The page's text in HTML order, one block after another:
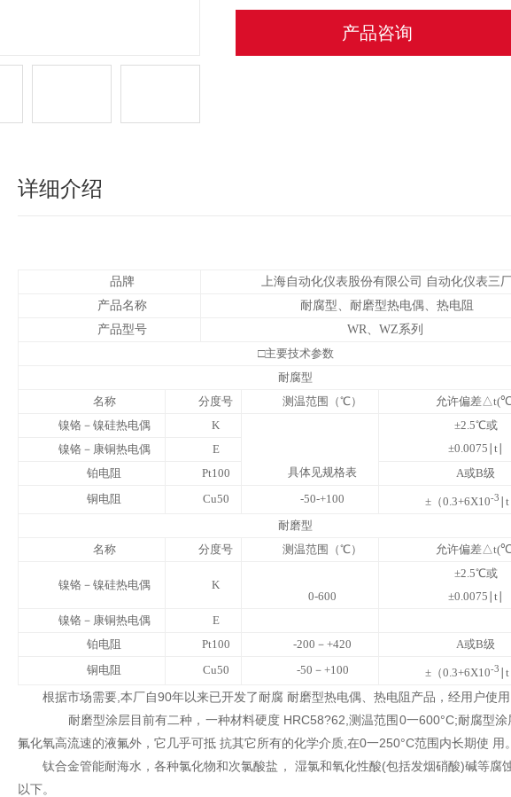
产品咨询
详细介绍
品牌
上海自动化仪表股份有限公司 自动化仪表三厂
产品名称
耐腐型、耐磨型热电偶、热电阻
产品型号
WR、WZ系列
□主要技术参数
耐腐型
名称
分度号 测温范围（℃） 允许偏差△t(℃
镍铬－镍硅热电偶
K
具体见规格表
±2.5℃或
±0.0075 t∣
镍铬－康铜热电偶
E
铂电阻
Pt100 A或B级
铜电阻
Cu50 -50-+100 ±（0.3+6X10-3 t∣
耐磨型
名称
分度号 测温范围（℃） 允许偏差△t(℃
镍铬－镍硅热电偶
K
0-600
±2.5℃或
±0.0075 t∣
镍铬－康铜热电偶
E
铂电阻
Pt100 -200 － +420 A或B级
铜电阻
Cu50 -50 － +100 ±（0.3+6X10-3 t∣
根据市场需要,本厂自90年以来已开发了耐腐 耐磨型热电偶、热电阻产品，经用户使用
耐磨型涂层目前有二种，一种材料硬度 HRC58?62,测温范围0一600°C;耐腐型
氟化氧高流速的液氟外，它几乎可抵 抗其它所有的化学介质,在0一250°C范围内长期使
钛合金管能耐海水，各种氯化物和次氯酸盐， 湿氯和氧化性酸(包括发烟硝酸)碱等
以下。